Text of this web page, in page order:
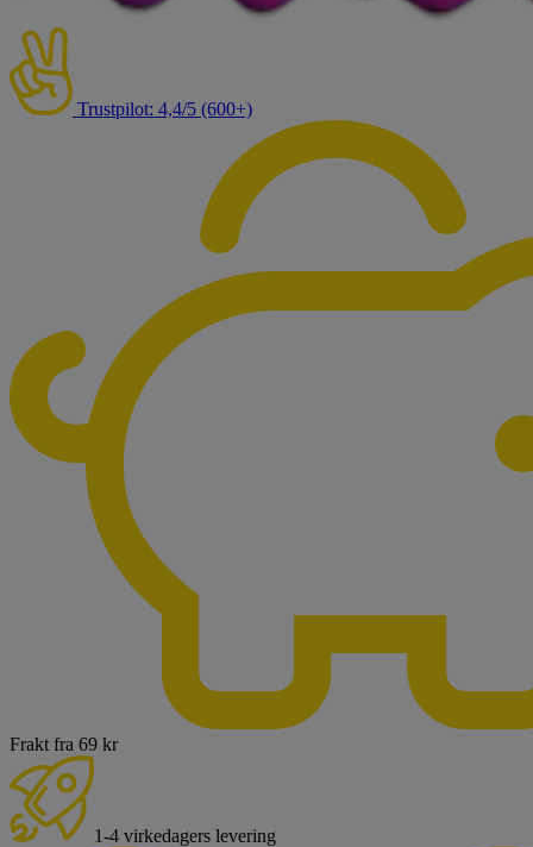
Trustpilot: 4,4/5 (600+)
Frakt fra 69 kr
1-4 virkedagers levering